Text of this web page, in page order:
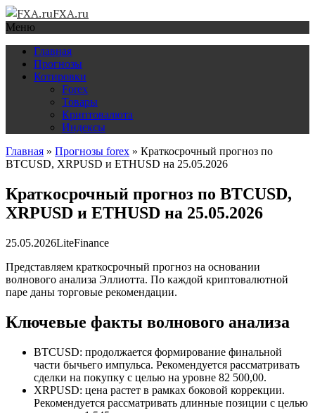
FXA.ru
Меню
Главная
Прогнозы
Котировки
Forex
Товары
Криптовалюта
Индексы
Главная » Прогнозы forex » Краткосрочный прогноз по
BTCUSD, XRPUSD и ETHUSD на 25.05.2026
Краткосрочный прогноз по BTCUSD,
XRPUSD и ETHUSD на 25.05.2026
25.05.2026LiteFinance
Представляем краткосрочный прогноз на основании
волнового анализа Эллиотта. По каждой криптовалютной
паре даны торговые рекомендации.
Ключевые факты волнового анализа
BTCUSD: продолжается формирование финальной
части бычьего импульса. Рекомендуется рассматривать
сделки на покупку с целью на уровне 82 500,00.
XRPUSD: цена растет в рамках боковой коррекции.
Рекомендуется рассматривать длинные позиции с целью